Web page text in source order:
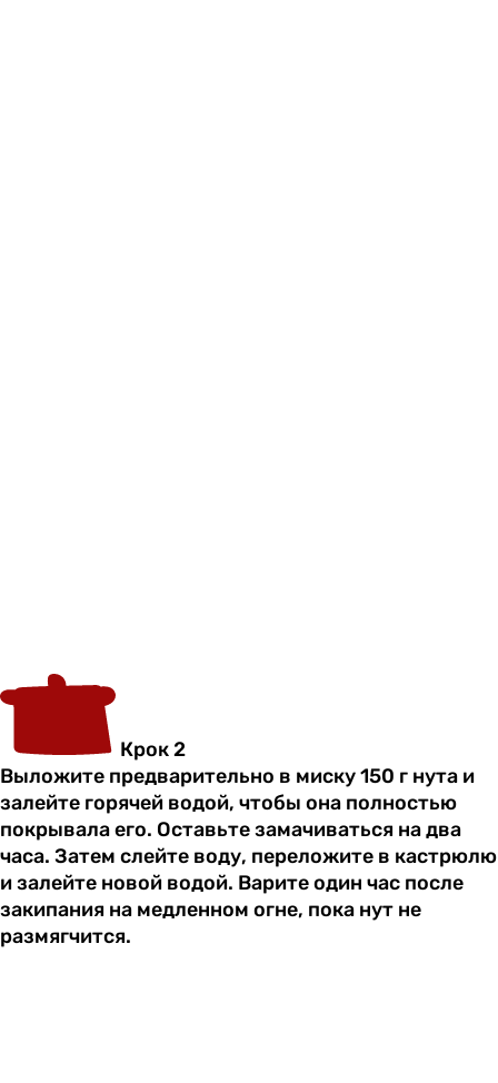
Крок 2
Выложите предварительно в миску 150 г нута и
залейте горячей водой, чтобы она полностью
покрывала его. Оставьте замачиваться на два
часа. Затем слейте воду, переложите в кастрюлю
и залейте новой водой. Варите один час после
закипания на медленном огне, пока нут не
размягчится.